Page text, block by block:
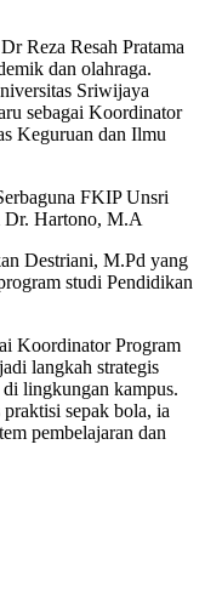
Reza Resah Pratama
dan olahraga.
Sriwijaya
sebagai Koordinator
Keguruan dan Ilmu
FKIP Unsri
Dr. Hartono, M.A
Destriani, M.Pd yang
studi Pendidikan
Koordinator Program
langkah strategis
lingkungan kampus.
sepak bola, ia
pembelajaran dan